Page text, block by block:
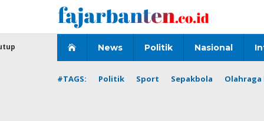
News Politik Nasional
#TAGS: Politik Sport Sepakbola